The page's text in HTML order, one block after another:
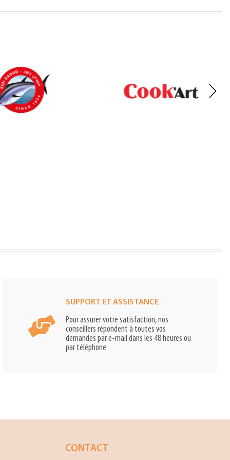
SUPPORT ET ASSISTANCE
Pour assurer votre satisfaction, nos
conseillers répondent à toutes vos
demandes par e-mail dans les 48 heures ou
par téléphone
CONTACT